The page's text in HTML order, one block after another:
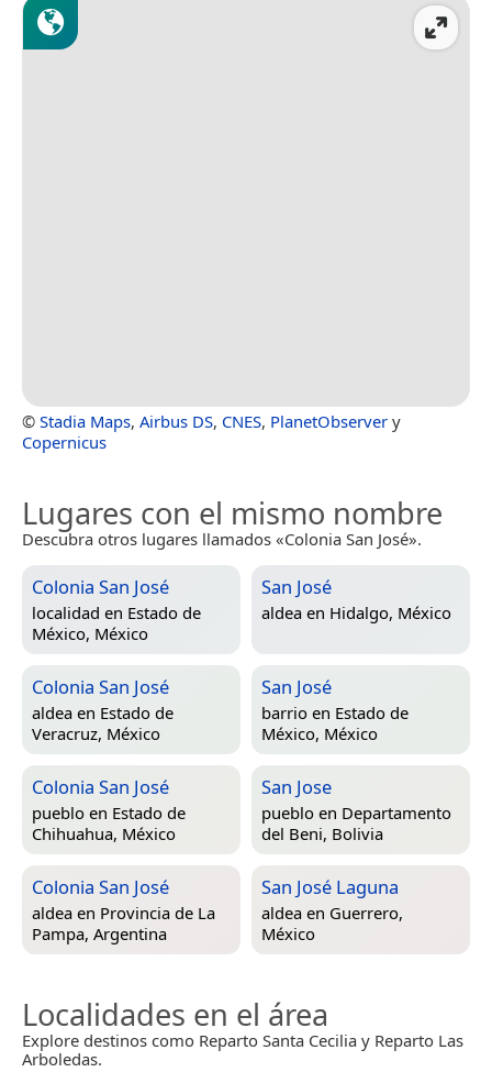
© Stadia Maps, Airbus DS, CNES, PlanetObserver y
Copernicus
Lugares con el mismo nombre
Descubra otros lugares llamados «Colonia San José».
Colonia San José
localidad en Estado de
México, México
San José
aldea en Hidalgo, México
Colonia San José
aldea en Estado de
Veracruz, México
San José
barrio en Estado de
México, México
Colonia San José
pueblo en Estado de
Chihuahua, México
San Jose
pueblo en Departamento
del Beni, Bolivia
Colonia San José
aldea en Provincia de La
Pampa, Argentina
San José Laguna
aldea en Guerrero,
México
Localidades en el área
Explore destinos como Reparto Santa Cecilia y Reparto Las
Arboledas.